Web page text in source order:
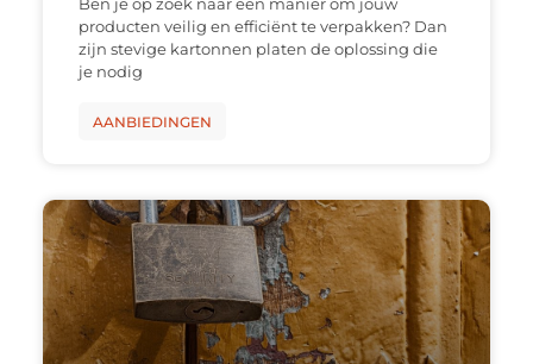
Ben je op zoek naar een manier om jouw
producten veilig en efficiënt te verpakken? Dan
zijn stevige kartonnen platen de oplossing die
je nodig
AANBIEDINGEN